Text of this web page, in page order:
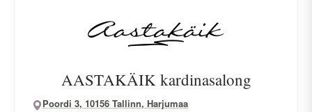
AASTAKÄIK kardinasalong
Poordi 3, 10156 Tallinn, Harjumaa